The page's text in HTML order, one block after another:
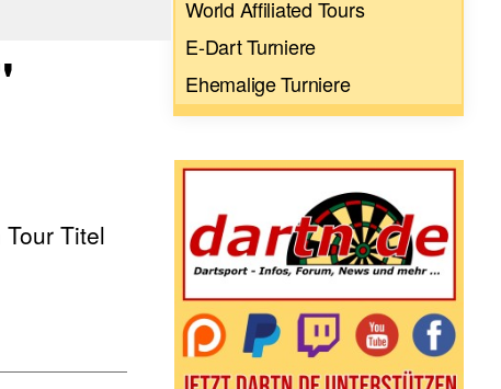
Titel
World Affiliated Tours
E-Dart Turniere
Ehemalige Turniere